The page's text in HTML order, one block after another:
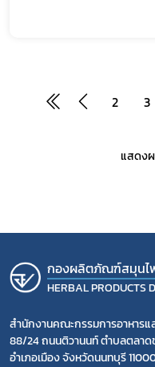
2 3
แสดง
กองผลิตภัณฑ์สมุนไ
HERBAL PRODUCTS
สำนักงานคณะกรรมการอาหารแ
88/24 ถนนติวานนท์ ตำบลตลา
อำเภอเมือง จังหวัดนนทบุรี